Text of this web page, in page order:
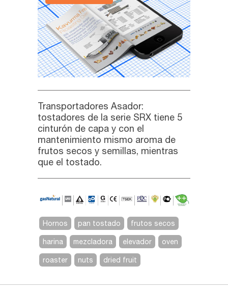
Transportadores Asador:
tostadores de la serie SRX tiene 5
cinturón de capa y con el
mantenimiento mismo aroma de
frutos secos y semillas, mientras
que el tostado.
Hornos pan tostado frutos secos
harina mezcladora elevador oven
roaster nuts dried fruit